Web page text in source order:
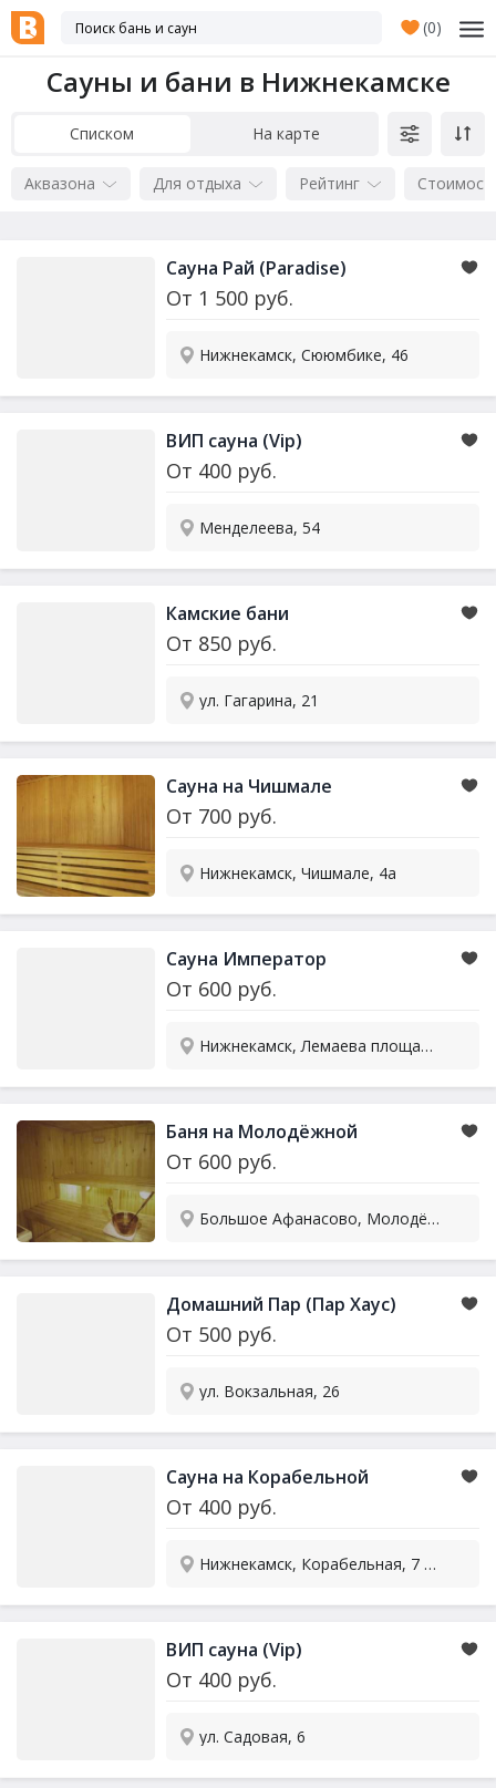
(0)
Сауны и бани в Нижнекамске
Списком На карте
Аквазона Для отдыха Рейтинг
Сауна Рай (Paradise)
От 1 500 руб.
Нижнекамск, Сююмбике, 46
ВИП сауна (Vip)
От 400 руб.
Менделеева, 54
Камские бани
От 850 руб.
ул. Гагарина, 21
Сауна на Чишмале
От 700 руб.
Нижнекамск, Чишмале, 4а
Сауна Император
От 600 руб.
Нижнекамск, Лемаева площадь, 10
Баня на Молодёжной
От 600 руб.
Большое Афанасово, Молодёжная, 5
Домашний Пар (Пар Хаус)
От 500 руб.
ул. Вокзальная, 26
Сауна на Корабельной
От 400 руб.
Нижнекамск, Корабельная, 7 - цоколь, вход со двора
ВИП сауна (Vip)
От 400 руб.
ул. Садовая, 6